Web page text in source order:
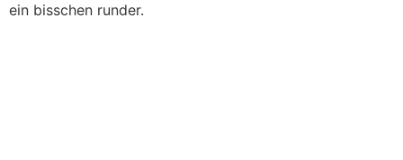
ein bisschen runder.